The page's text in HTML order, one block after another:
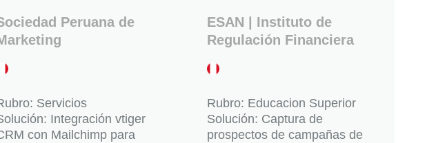
Peruana de
Servicios
Integración vtiger
con Mailchimp para
ESAN | Instituto de
Regulación Financiera
Rubro: Educacion Superior
Solución: Captura de
prospectos de campañas de